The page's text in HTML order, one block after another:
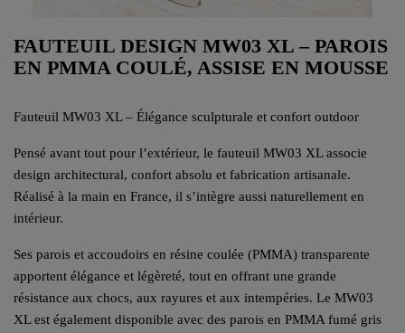
FAUTEUIL DESIGN MW03 XL – PAROIS
EN PMMA COULÉ, ASSISE EN MOUSSE
Fauteuil MW03 XL – Élégance sculpturale et confort outdoor
Pensé avant tout pour l’extérieur, le fauteuil MW03 XL associe
design architectural, confort absolu et fabrication artisanale.
Réalisé à la main en France, il s’intègre aussi naturellement en
intérieur.
Ses parois et accoudoirs en résine coulée (PMMA) transparente
apportent élégance et légèreté, tout en offrant une grande
résistance aux chocs, aux rayures et aux intempéries. Le MW03
XL est également disponible avec des parois en PMMA fumé gris